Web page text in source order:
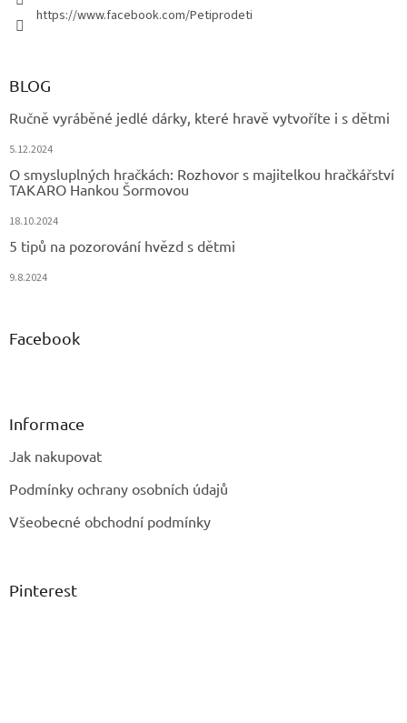
https://www.facebook.com/Petiprodeti
BLOG
Ručně vyráběné jedlé dárky, které hravě vytvoříte i s dětmi
5.12.2024
O smysluplných hračkách: Rozhovor s majitelkou hračkářství
TAKARO Hankou Šormovou
18.10.2024
5 tipů na pozorování hvězd s dětmi
9.8.2024
Facebook
Informace
Jak nakupovat
Podmínky ochrany osobních údajů
Všeobecné obchodní podmínky
Pinterest